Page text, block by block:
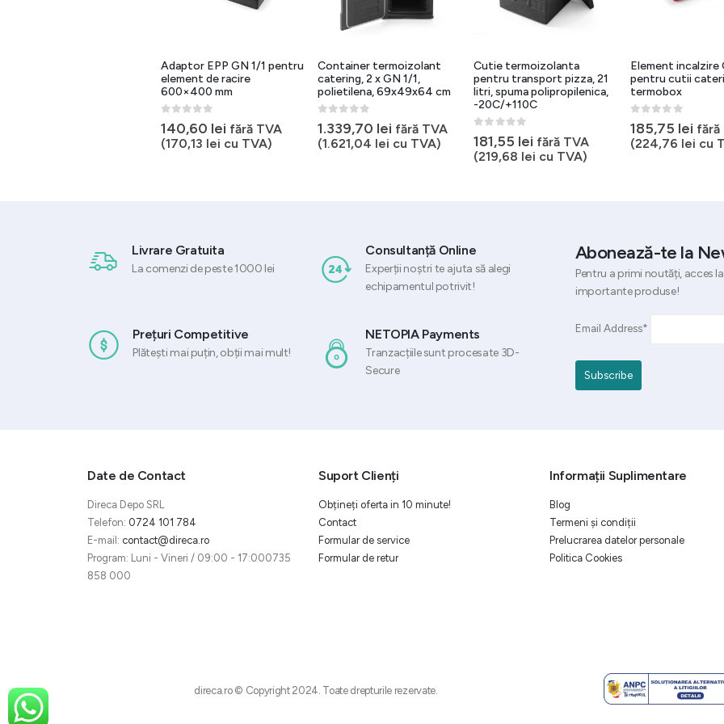
Adaptor EPP GN 1/1 pentru
element de racire
600×400 mm
0 out of 5
140,60 lei fără TVA
(170,13 lei cu TVA)
Container termoizolant
catering, 2 x GN 1/1,
polietilena, 69x49x64 cm
0 out of 5
1.339,70 lei fără TVA
(1.621,04 lei cu TVA)
Cutie termoizolanta
pentru transport pizza, 21
litri, spuma polipropilenica,
-20C/+110C
0 out of 5
181,55 lei fără TVA
(219,68 lei cu TVA)
Element incalzire
pentru cutii
termobox
0 out of 5
185,75 lei fără
(224,76 lei cu
Livrare Gratuita
La comenzi de peste 1000 lei
Consultanță Online
Experții noștri te ajuta să alegi
echipamentul potrivit!
Prețuri Competitive
Plătești mai puțin, obții mai mult!
NETOPIA Payments
Tranzacțiile sunt procesate 3D-
Secure
Abonează-te la
Pentru a primi noutăți, acces
importante produse!
Email Address*
Date de Contact
Direca Depo SRL
Telefon: 0724 101 784
E-mail: contact@direca.ro
Program: Luni - Vineri / 09:00 - 17:000735
858 000
Suport Clienți
Obțineți oferta in 10 minute!
Contact
Formular de service
Formular de retur
Informații Suplimentare
Blog
Termeni și condiții
Prelucrarea datelor personale
Politica Cookies
direca.ro © Copyright 2024. Toate drepturile rezervate.